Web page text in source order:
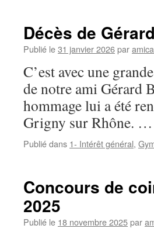
Décès de
Publié le31 janvier 2026par
C’est avec une
de notre ami Gérard
hommage lui a été
Grigny sur Rhône. …
Publié dans 1- Intérêt général,
Concours de
2025
Publié le 18 novembre 2025par